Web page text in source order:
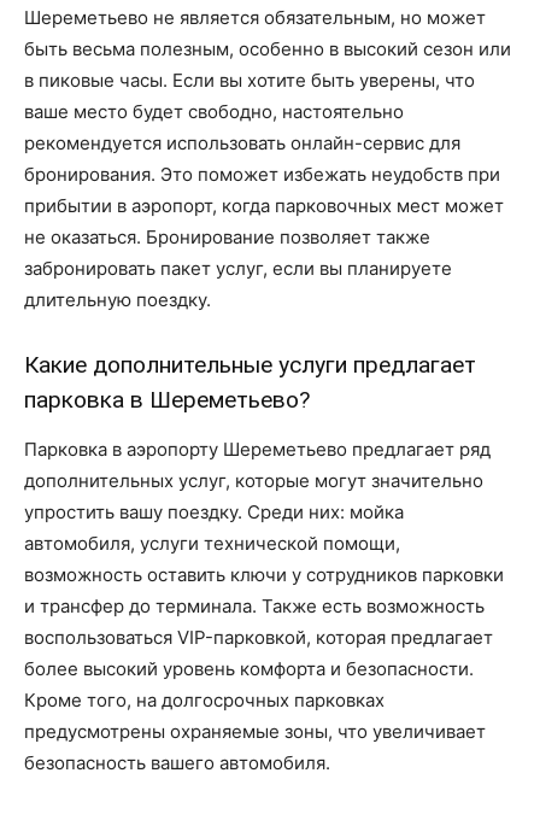
Шереметьево не является обязательным, но может
быть весьма полезным, особенно в высокий сезон или
в пиковые часы. Если вы хотите быть уверены, что
ваше место будет свободно, настоятельно
рекомендуется использовать онлайн-сервис для
бронирования. Это поможет избежать неудобств при
прибытии в аэропорт, когда парковочных мест может
не оказаться. Бронирование позволяет также
забронировать пакет услуг, если вы планируете
длительную поездку.
Какие дополнительные услуги предлагает
парковка в Шереметьево?
Парковка в аэропорту Шереметьево предлагает ряд
дополнительных услуг, которые могут значительно
упростить вашу поездку. Среди них: мойка
автомобиля, услуги технической помощи,
возможность оставить ключи у сотрудников парковки
и трансфер до терминала. Также есть возможность
воспользоваться VIP-парковкой, которая предлагает
более высокий уровень комфорта и безопасности.
Кроме того, на долгосрочных парковках
предусмотрены охраняемые зоны, что увеличивает
безопасность вашего автомобиля.